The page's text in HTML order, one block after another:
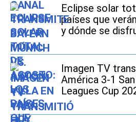
Eclipse solar
países que
y dónde se
Imagen TV
América 3-1
Leagues Cup